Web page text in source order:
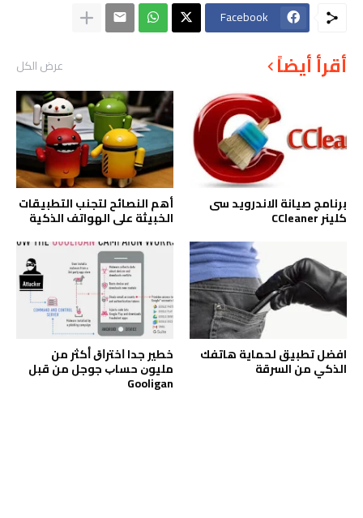
Facebook
أقرأ أيضاً عرض الكل
ﺑﺮﻧﺎﻣﺞ صيانة الاندرويد ﺳﻰ
ﻛﻠﻴﻨﺮ CCleaner
أهم النصائح لتجنب التطبيقات
الخبيثة على الهواتف الذكية
افضل تطبيق لحماية هاتفك
الذكي من السرقة
خطير جدا ﺍﺧﺘﺮﺍﻕ ﺃﻛﺜﺮ ﻣﻦ
ﻣﻠﻴﻮﻥ ﺣﺴﺎﺏ ﺟﻮﺟﻞ ﻣﻦ ﻗﺒﻞ
Gooligan